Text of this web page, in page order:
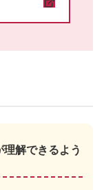
解できるよう